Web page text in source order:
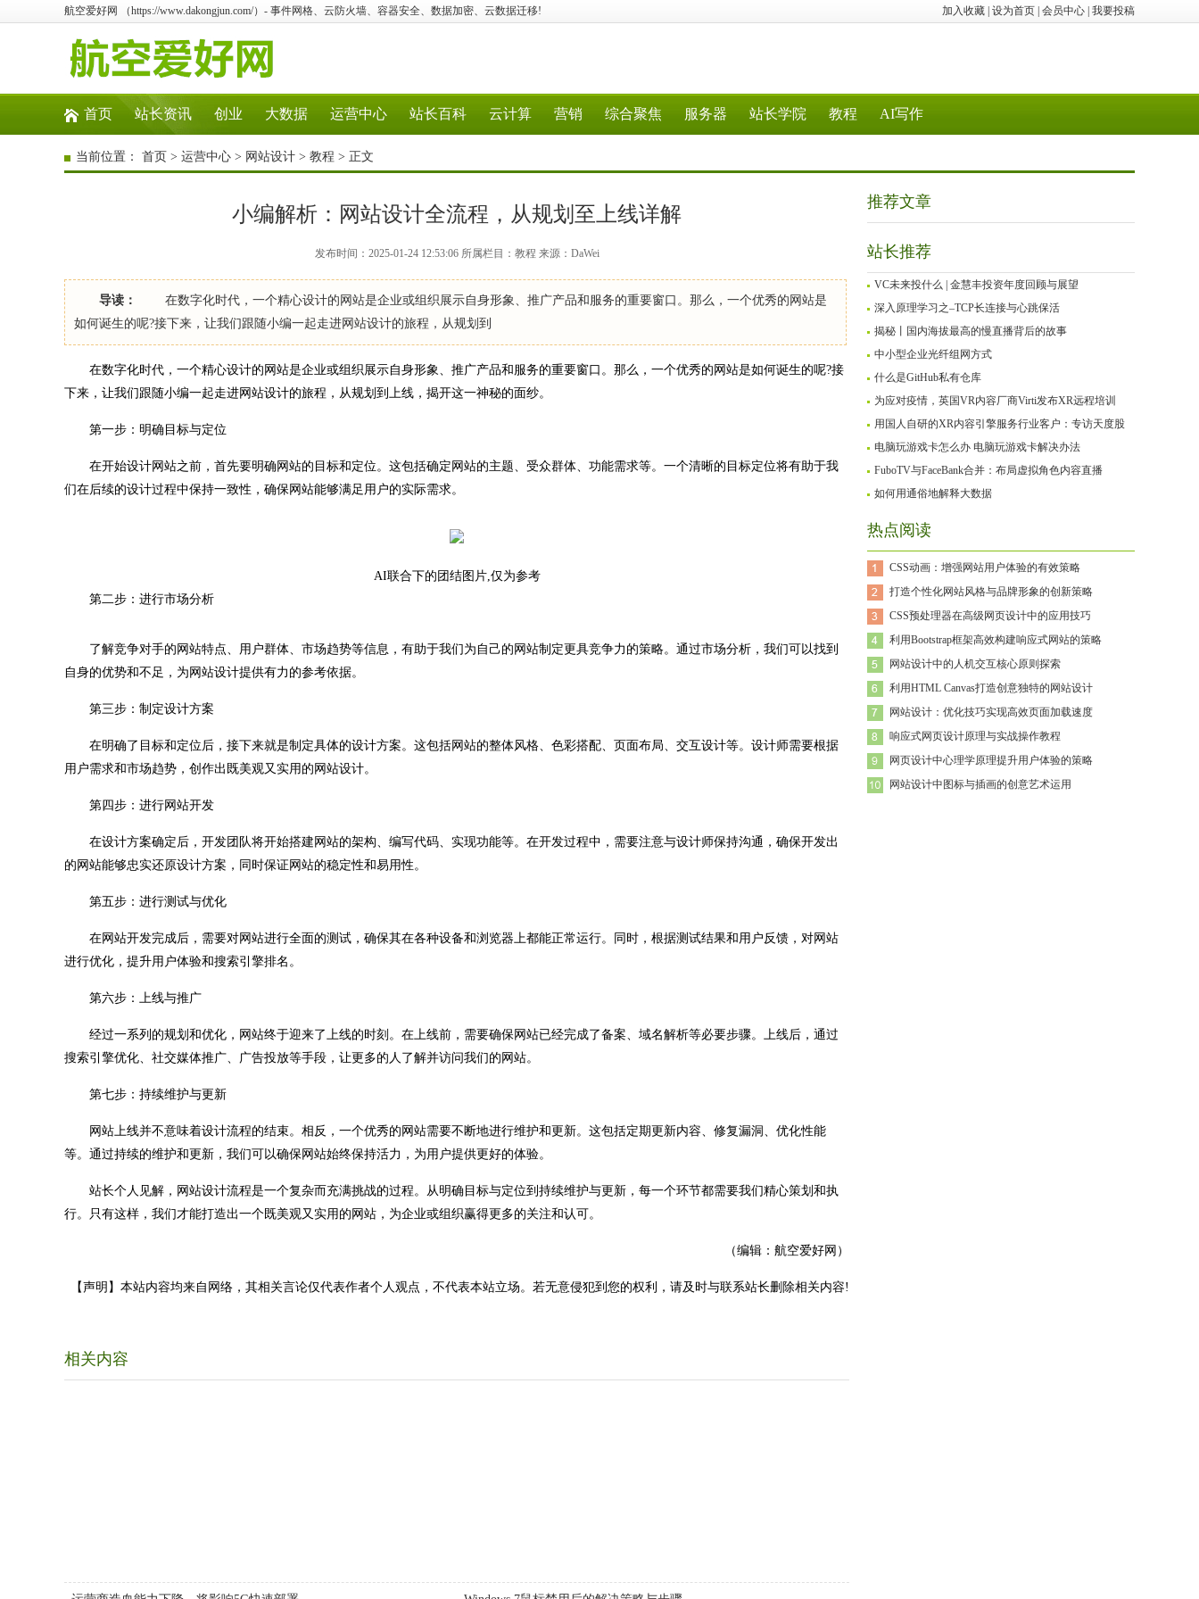
加入收藏 设为首页 会员中心 我要投稿
航空爱好网 （https://www.dakongjun.com/）- 事件网格、云防火墙、容器安全、数据加密、云数据迁移!
首页 站长资讯 创业 大数据 运营中心 站长百科 云计算 营销 综合聚焦 服务器 站长学院 教程 AI写作
当前位置： 首页 > 运营中心 > 网站设计 > 教程 > 正文
小编解析：网站设计全流程，从规划至上线详解
发布时间：2025-01-24 12:53:06 所属栏目：教程 来源：DaWei
导读：
在数字化时代，一个精心设计的网站是企业或组织展示自身形象、推广产品和服务的重要窗口。那么，一个优秀的网站是
如何诞生的呢?接下来，让我们跟随小编一起走进网站设计的旅程，从规划到
在数字化时代，一个精心设计的网站是企业或组织展示自身形象、推广产品和服务的重要窗口。那么，一个优秀的网站是如何诞生的呢?接
下来，让我们跟随小编一起走进网站设计的旅程，从规划到上线，揭开这一神秘的面纱。
第一步：明确目标与定位
在开始设计网站之前，首先要明确网站的目标和定位。这包括确定网站的主题、受众群体、功能需求等。一个清晰的目标定位将有助于我
们在后续的设计过程中保持一致性，确保网站能够满足用户的实际需求。
AI联合下的团结图片,仅为参考
第二步：进行市场分析
了解竞争对手的网站特点、用户群体、市场趋势等信息，有助于我们为自己的网站制定更具竞争力的策略。通过市场分析，我们可以找到
自身的优势和不足，为网站设计提供有力的参考依据。
第三步：制定设计方案
在明确了目标和定位后，接下来就是制定具体的设计方案。这包括网站的整体风格、色彩搭配、页面布局、交互设计等。设计师需要根据
用户需求和市场趋势，创作出既美观又实用的网站设计。
第四步：进行网站开发
在设计方案确定后，开发团队将开始搭建网站的架构、编写代码、实现功能等。在开发过程中，需要注意与设计师保持沟通，确保开发出
的网站能够忠实还原设计方案，同时保证网站的稳定性和易用性。
第五步：进行测试与优化
在网站开发完成后，需要对网站进行全面的测试，确保其在各种设备和浏览器上都能正常运行。同时，根据测试结果和用户反馈，对网站
进行优化，提升用户体验和搜索引擎排名。
第六步：上线与推广
经过一系列的规划和优化，网站终于迎来了上线的时刻。在上线前，需要确保网站已经完成了备案、域名解析等必要步骤。上线后，通过
搜索引擎优化、社交媒体推广、广告投放等手段，让更多的人了解并访问我们的网站。
第七步：持续维护与更新
网站上线并不意味着设计流程的结束。相反，一个优秀的网站需要不断地进行维护和更新。这包括定期更新内容、修复漏洞、优化性能
等。通过持续的维护和更新，我们可以确保网站始终保持活力，为用户提供更好的体验。
站长个人见解，网站设计流程是一个复杂而充满挑战的过程。从明确目标与定位到持续维护与更新，每一个环节都需要我们精心策划和执
行。只有这样，我们才能打造出一个既美观又实用的网站，为企业或组织赢得更多的关注和认可。
（编辑：航空爱好网）
【声明】本站内容均来自网络，其相关言论仅代表作者个人观点，不代表本站立场。若无意侵犯到您的权利，请及时与联系站长删除相关内容!
相关内容
推荐文章
站长推荐
VC未来投什么 | 金慧丰投资年度回顾与展望
深入原理学习之–TCP长连接与心跳保活
揭秘丨国内海拔最高的慢直播背后的故事
中小型企业光纤组网方式
什么是GitHub私有仓库
为应对疫情，英国VR内容厂商Virti发布XR远程培训
用国人自研的XR内容引擎服务行业客户：专访天度股
电脑玩游戏卡怎么办 电脑玩游戏卡解决办法
FuboTV与FaceBank合并：布局虚拟角色内容直播
如何用通俗地解释大数据
热点阅读
CSS动画：增强网站用户体验的有效策略
打造个性化网站风格与品牌形象的创新策略
CSS预处理器在高级网页设计中的应用技巧
利用Bootstrap框架高效构建响应式网站的策略
网站设计中的人机交互核心原则探索
利用HTML Canvas打造创意独特的网站设计
网站设计：优化技巧实现高效页面加载速度
响应式网页设计原理与实战操作教程
网页设计中心理学原理提升用户体验的策略
网站设计中图标与插画的创意艺术运用